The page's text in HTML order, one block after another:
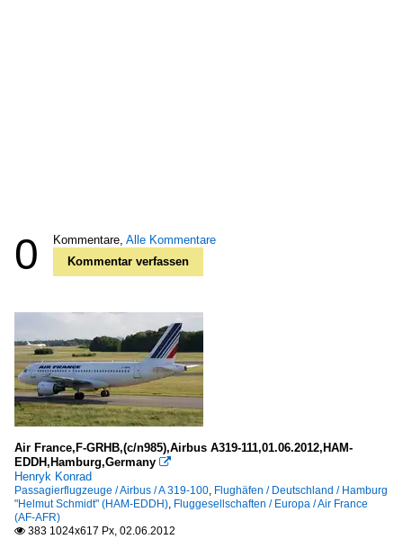
0 Kommentare, Alle Kommentare
Kommentar verfassen
Air France,F-GRHB,(c/n985),Airbus A319-111,01.06.2012,HAM-
EDDH,Hamburg,Germany 
Henryk Konrad
Passagierflugzeuge / Airbus / A 319-100, Flughäfen / Deutschland / Hamburg
"Helmut Schmidt" (HAM-EDDH), Fluggesellschaften / Europa / Air France
(AF-AFR)
 383 1024x617 Px, 02.06.2012